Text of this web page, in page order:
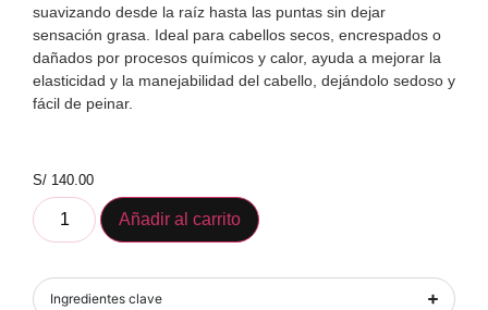
suavizando desde la raíz hasta las puntas sin dejar
sensación grasa. Ideal para cabellos secos, encrespados o
dañados por procesos químicos y calor, ayuda a mejorar la
elasticidad y la manejabilidad del cabello, dejándolo sedoso y
fácil de peinar.
S/ 140.00
Añadir al carrito
Ingredientes clave